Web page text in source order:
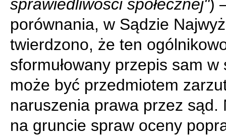
sprawiedliwości społecznej")
porównania, w Sądzie
twierdzono, że ten
sformułowany przepis sam w
może być przedmiotem
naruszenia prawa przez sąd.
na gruncie spraw oceny